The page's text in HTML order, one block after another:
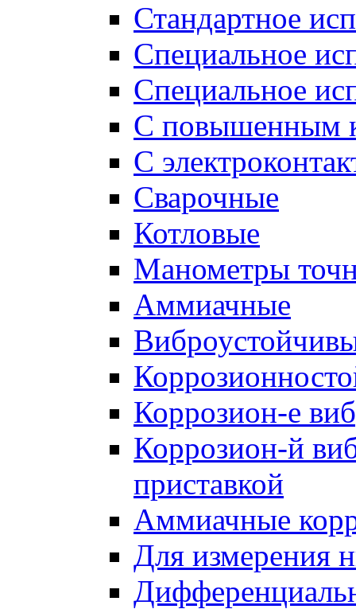
Стандартное
Специальное
Специальное
С повышенным
С
Cварочные
Котловые
Манометры
Аммиачные
Коррозион-е
Коррозион-й
приставкой
Аммиачные
Для измерения